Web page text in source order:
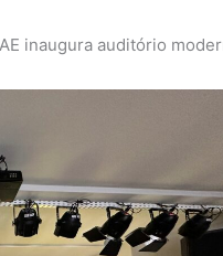
inaugura auditório